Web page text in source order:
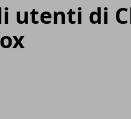
utenti di